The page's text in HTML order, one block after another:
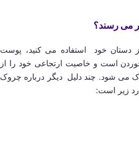
می رسند؟
دستان خود استفاده می کنید، پوست
است و خاصیت ارتجاعی خود را از
شود. چند دلیل دیگر درباره چروک
زیر است: